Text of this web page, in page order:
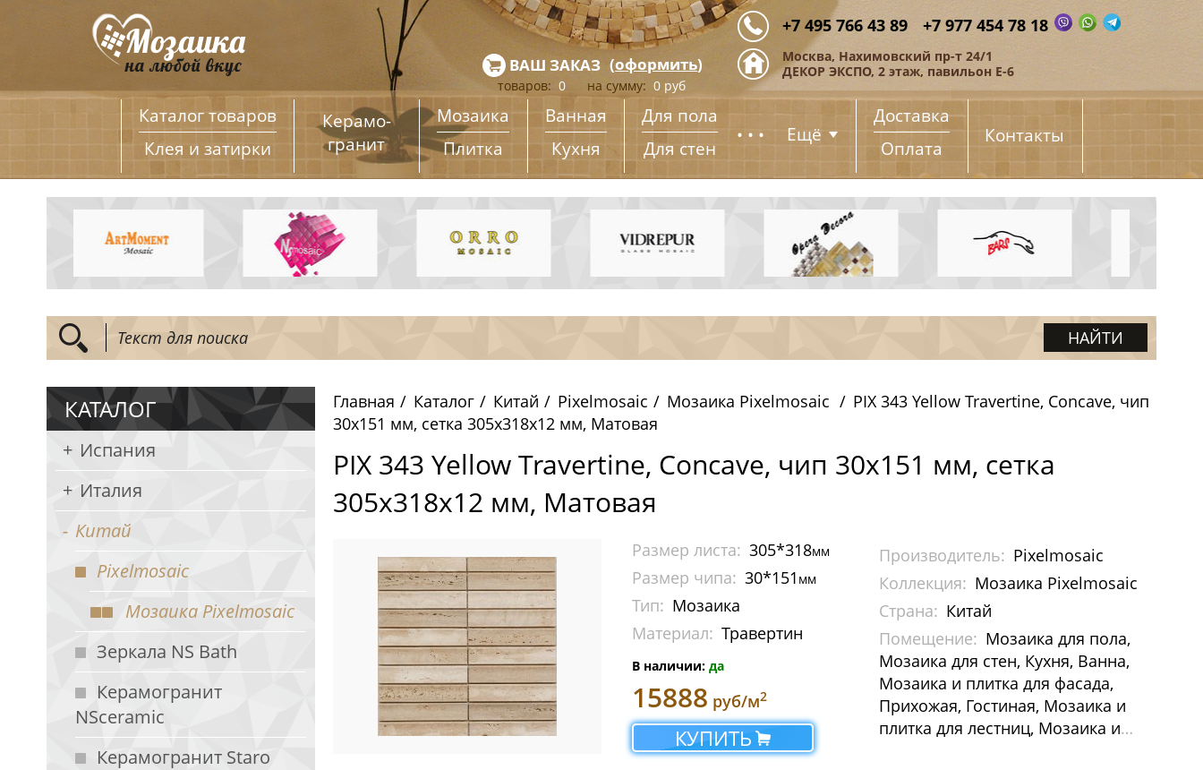
+7 495 766 43 89 +7 977 454 78 18
Москва, Нахимовский пр-т 24/1
ДЕКОР ЭКСПО, 2 этаж, павильон Е-6
ВАШ ЗАКАЗ (оформить)
товаров: 0 на сумму: 0 руб
Каталог товаров
Клея и затирки
Керамо­
гранит
Мозаика
Плитка
Ванная
Кухня
Для пола
Для стен
... Ещё
Доставка
Оплата
Контакты
КАТАЛОГ
Испания
Италия
Китай
Pixelmosaic
Мозаика Pixelmosaic
Зеркала NS Bath
Керамогранит
NSceramic
Керамогранит Staro
Главная Каталог Китай Pixelmosaic Мозаика Pixelmosaic
PIX 343 Yellow Travertine, Concave, чип
30х151 мм, сетка 305х318х12 мм, Матовая
PIX 343 Yellow Travertine, Concave, чип 30х151 мм, сетка
305х318х12 мм, Матовая
Производитель: Pixelmosaic
Коллекция: Мозаика Pixelmosaic
Страна: Китай
Помещение: Мозаика для пола,
Мозаика для стен, Кухня, Ванна,
Мозаика и плитка для фасада,
Прихожая, Гостиная, Мозаика и
плитка для лестниц, Мозаика и
Размер листа: 305*318мм
Размер чипа: 30*151 мм
Тип: Мозаика
Материал: Травертин
В наличии: да
15888 руб/м2
КУПИТЬ